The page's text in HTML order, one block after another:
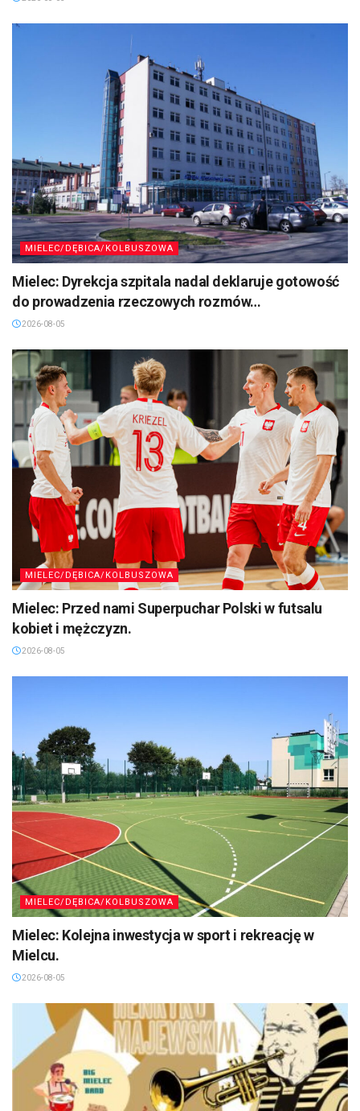
MIELEC/DĘBICA/KOLBUSZOWA
Mielec: Dyrekcja szpitala nadal deklaruje gotowość
do prowadzenia rzeczowych rozmów…
2026-08-05
MIELEC/DĘBICA/KOLBUSZOWA
Mielec: Przed nami Superpuchar Polski w futsalu
kobiet i mężczyzn.
2026-08-05
MIELEC/DĘBICA/KOLBUSZOWA
Mielec: Kolejna inwestycja w sport i rekreację w
Mielcu.
2026-08-05